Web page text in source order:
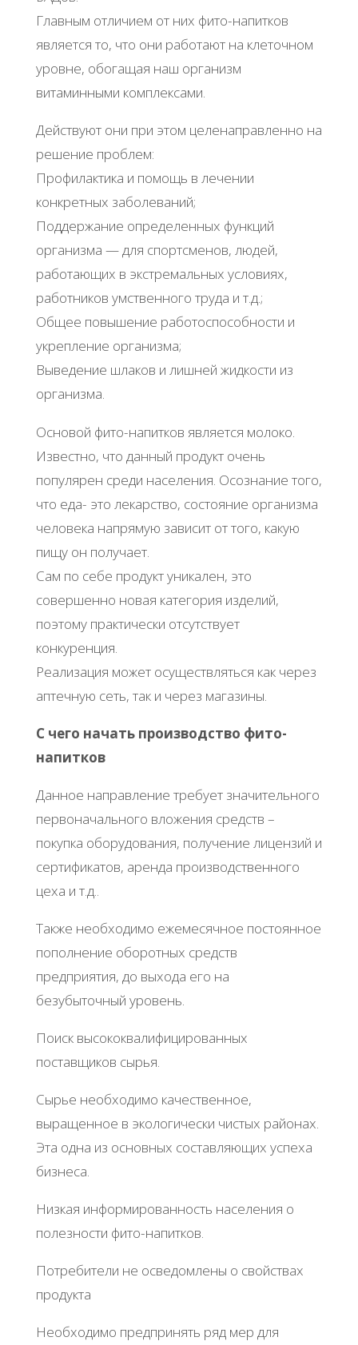
Главным отличием от них фито-напитков
является то, что они работают на клеточном
уровне, обогащая наш организм
витаминными комплексами.
Действуют они при этом целенаправленно на
решение проблем:
Профилактика и помощь в лечении
конкретных заболеваний;
Поддержание определенных функций
организма — для спортсменов, людей,
работающих в экстремальных условиях,
работников умственного труда и т.д.;
Общее повышение работоспособности и
укрепление организма;
Выведение шлаков и лишней жидкости из
организма.
Основой фито-напитков является молоко.
Известно, что данный продукт очень
популярен среди населения. Осознание того,
что еда- это лекарство, состояние организма
человека напрямую зависит от того, какую
пищу он получает.
Сам по себе продукт уникален, это
совершенно новая категория изделий,
поэтому практически отсутствует
конкуренция.
Реализация может осуществляться как через
аптечную сеть, так и через магазины.
С чего начать производство фито-
напитков
Данное направление требует значительного
первоначального вложения средств –
покупка оборудования, получение лицензий и
сертификатов, аренда производственного
цеха и т.д..
Также необходимо ежемесячное постоянное
пополнение оборотных средств
предприятия, до выхода его на
безубыточный уровень.
Поиск высококвалифицированных
поставщиков сырья.
Сырье необходимо качественное,
выращенное в экологически чистых районах.
Эта одна из основных составляющих успеха
бизнеса.
Низкая информированность населения о
полезности фито-напитков.
Потребители не осведомлены о свойствах
продукта
Необходимо предпринять ряд мер для